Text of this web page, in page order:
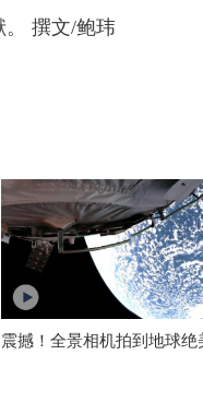
。 撰文/鲍玮
震撼！全景相机拍到地球绝